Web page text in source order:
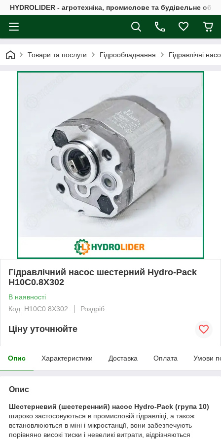
HYDROLIDER - агротехніка, промислове та будівельне
Товари та послуги Гідрообладнання Гідравлічні
Гідравлічний насос шестерний Hydro-Pack
H10C0.8X302
В наявності
Код: H10C0.8X302
Роздріб
Ціну уточнюйте
Опис Характеристики Доставка Оплата Умови
Опис
Шестерневий (шестеренний) насос Hydro-Pack (група 10)
широко застосовуються в промисловій гідравліці, а також
встановлюються в міні і мікростанції, вони забезпечують
порівняно високі тиски і невеликі витрати, відрізняються